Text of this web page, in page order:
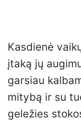
Kasdienė
įtaką jų
garsiau
mitybą ir su
geležies